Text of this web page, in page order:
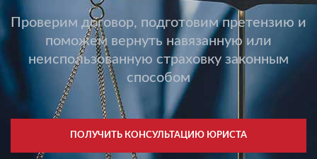
Проверим договор, подготовим претензию и
поможем вернуть навязанную или
неиспользованную страховку законным
способом
ПОЛУЧИТЬ КОНСУЛЬТАЦИЮ ЮРИСТА